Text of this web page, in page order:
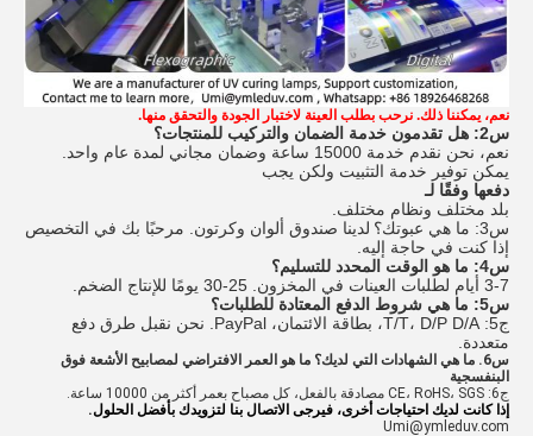
نعم، يمكننا ذلك. نرحب بطلب العينة لاختبار الجودة والتحقق منها.
س2: هل تقدمون خدمة الضمان والتركيب للمنتجات؟
نعم، نحن نقدم خدمة 15000 ساعة وضمان مجاني لمدة عام واحد.
يمكن توفير خدمة التثبيت ولكن يجب
دفعها وفقًا لـ
بلد مختلف ونظام مختلف.
س3: ما هي عبوتك؟
لدينا صندوق ألوان وكرتون. مرحبًا بك في التخصيص
إذا كنت في حاجة إليه.
س4: ما هو الوقت المحدد للتسليم؟
3-7 أيام لطلبات العينات في المخزون. 25-30 يومًا للإنتاج الضخم.
س5: ما هي شروط الدفع المعتادة للطلبات؟
ج5: T/T، D/P D/A، بطاقة الائتمان، PayPal. نحن نقبل طرق دفع
متعددة.
س6. ما هي الشهادات التي لديك؟ ما هو العمر الافتراضي لمصابيح الأشعة فوق
البنفسجية
ج6: CE، RoHS، SGS مصادقة بالفعل، كل مصباح بعمر أكثر من 10000 ساعة.
إذا كانت لديك احتياجات أخرى، فيرجى الاتصال بنا لتزويدك بأفضل الحلول.
Umi@ymleduv.com